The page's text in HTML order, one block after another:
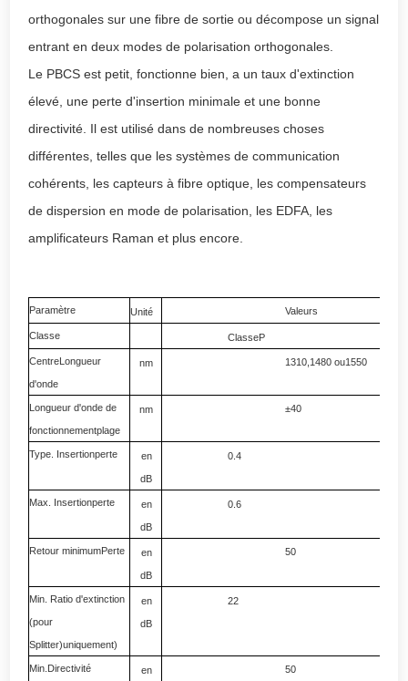
orthogonales sur une fibre de sortie ou décompose un signal
entrant en deux modes de polarisation orthogonales.
Le PBCS est petit, fonctionne bien, a un taux d'extinction
élevé, une perte d'insertion minimale et une bonne
directivité. Il est utilisé dans de nombreuses choses
différentes, telles que les systèmes de communication
cohérents, les capteurs à fibre optique, les compensateurs
de dispersion en mode de polarisation, les EDFA, les
amplificateurs Raman et plus encore.
Paramètre Unité Valeurs
Classe ClasseP
CentreLongueur
d'onde
nm 1310,1480 ou1550
Longueur d'onde de
fonctionnementplage
nm ±40
Type. Insertionperte en
dB
0.4
Max. Insertionperte en
dB
0.6
Retour minimumPerte en
dB
50
Min. Ratio d'extinction
(pour
Splitter)uniquement)
en
dB
22
Min. Directivité en 50